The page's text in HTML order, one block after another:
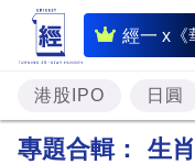
經一 x《
即
時
財
經
港股IPO 日圓
專題合輯： 生肖